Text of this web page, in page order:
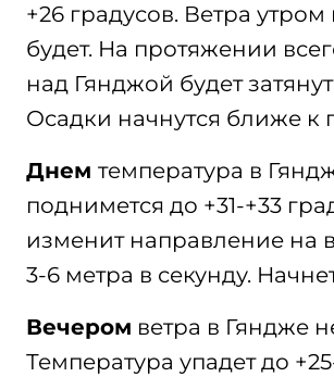
+26 градусов. Ветра утром
будет. На протяжении
над Гянджой будет
Осадки начнутся ближе к
Днем температура в
поднимется до +31-+33
изменит направление на
3-6 метра в секунду.
Вечером ветра в Гяндже
Температура упадет до